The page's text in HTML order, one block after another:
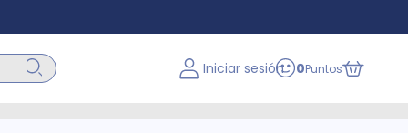
Iniciar sesión 0Puntos